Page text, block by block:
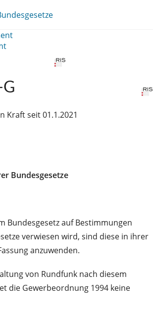
Kraft seit 01.1.2021
Bundesgesetze
Bundesgesetz auf Bestimmungen
verwiesen wird, sind diese in ihrer
anzuwenden.
von Rundfunk nach diesem
die Gewerbeordnung 1994 keine